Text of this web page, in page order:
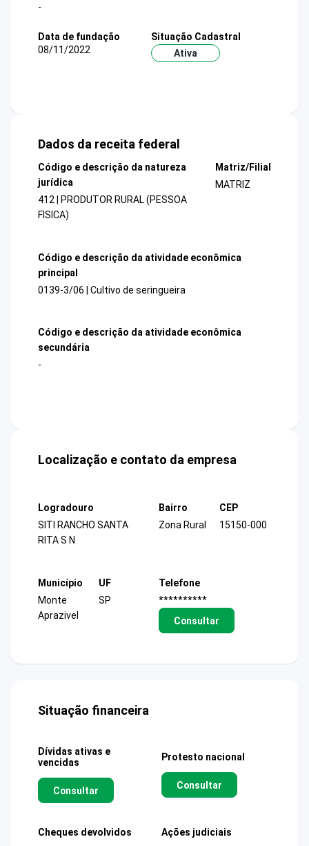
-
Data de fundação
08/11/2022
Situação Cadastral
Ativa
Dados da receita federal
Código e descrição da natureza
jurídica
412 | PRODUTOR RURAL (PESSOA
FISICA)
Matriz/Filial
MATRIZ
Código e descrição da atividade econômica
principal
0139-3/06 | Cultivo de seringueira
Código e descrição da atividade econômica
secundária
-
Localização e contato da empresa
Logradouro
SITI RANCHO SANTA
RITA S N
Bairro
Zona Rural
CEP
15150-000
Município
Monte
Aprazivel
UF
SP
Telefone
**********
Consultar
Situação financeira
Dívidas ativas e
vencidas
Consultar
Protesto nacional
Consultar
Cheques devolvidos Ações judiciais